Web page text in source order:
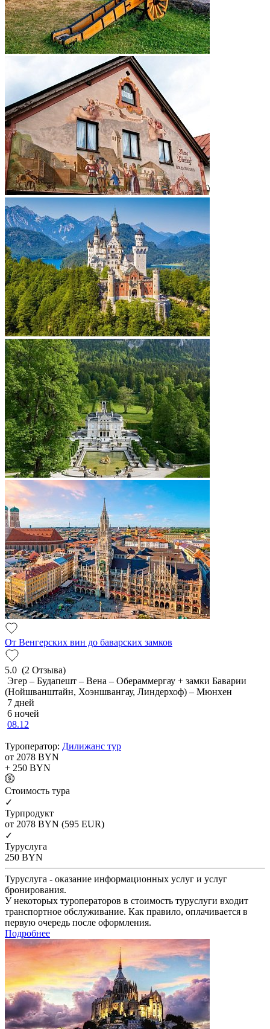
От Венгерских вин до баварских замков
5.0 (2 Отзыва)
Эгер – Будапешт – Вена – Обераммергау + замки Баварии
(Нойшванштайн, Хоэншвангау, Линдерхоф) – Мюнхен
7 дней
6 ночей
08.12
Туроператор: Дилижанс тур
от 2078 BYN
+ 250 BYN
Cтоимость тура
✓
Турпродукт
от 2078 BYN (595 EUR)
✓
Туруслуга
250 BYN
Туруслуга - оказание информационных услуг и услуг
бронирования.
У некоторых туроператоров в стоимость туруслуги входит
транспортное обслуживание. Как правило, оплачивается в
первую очередь после оформления.
Подробнее